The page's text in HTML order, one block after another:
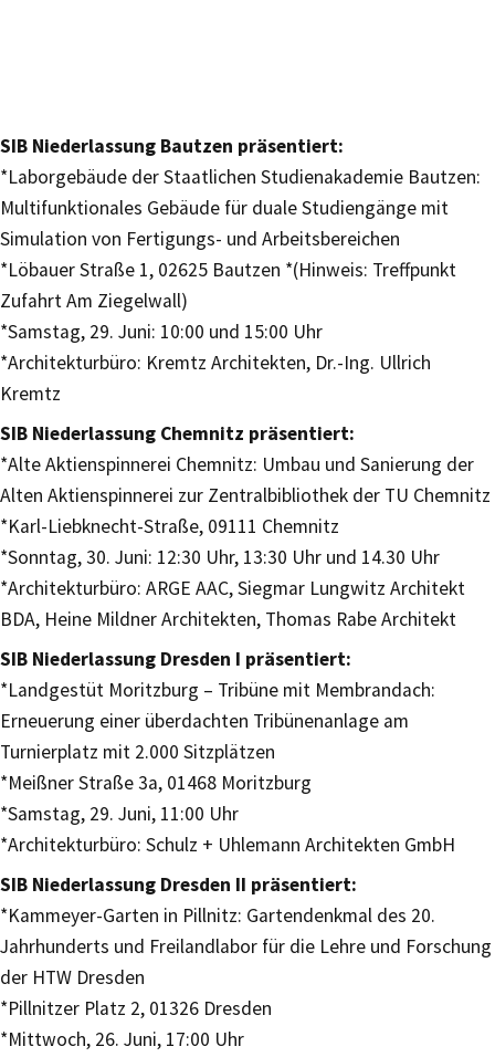
SIB Niederlassung Bautzen präsentiert:
*Laborgebäude der Staatlichen Studienakademie Bautzen:
Multifunktionales Gebäude für duale Studiengänge mit
Simulation von Fertigungs- und Arbeitsbereichen
*Löbauer Straße 1, 02625 Bautzen *(Hinweis: Treffpunkt
Zufahrt Am Ziegelwall)
*Samstag, 29. Juni: 10:00 und 15:00 Uhr
*Architekturbüro: Kremtz Architekten, Dr.-Ing. Ullrich
Kremtz
SIB Niederlassung Chemnitz präsentiert:
*Alte Aktienspinnerei Chemnitz: Umbau und Sanierung der
Alten Aktienspinnerei zur Zentralbibliothek der TU Chemnitz
*Karl-Liebknecht-Straße, 09111 Chemnitz
*Sonntag, 30. Juni: 12:30 Uhr, 13:30 Uhr und 14.30 Uhr
*Architekturbüro: ARGE AAC, Siegmar Lungwitz Architekt
BDA, Heine Mildner Architekten, Thomas Rabe Architekt
SIB Niederlassung Dresden I präsentiert:
*Landgestüt Moritzburg – Tribüne mit Membrandach:
Erneuerung einer überdachten Tribünenanlage am
Turnierplatz mit 2.000 Sitzplätzen
*Meißner Straße 3a, 01468 Moritzburg
*Samstag, 29. Juni, 11:00 Uhr
*Architekturbüro: Schulz + Uhlemann Architekten GmbH
SIB Niederlassung Dresden II präsentiert:
*Kammeyer-Garten in Pillnitz: Gartendenkmal des 20.
Jahrhunderts und Freilandlabor für die Lehre und Forschung
der HTW Dresden
*Pillnitzer Platz 2, 01326 Dresden
*Mittwoch, 26. Juni, 17:00 Uhr